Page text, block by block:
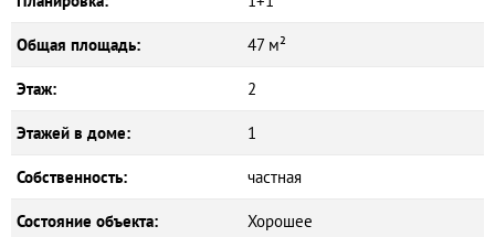
Общая площадь: 47 м²
Этаж: 2
Этажей в доме: 1
Собственность: частная
Состояние объекта: Хорошее